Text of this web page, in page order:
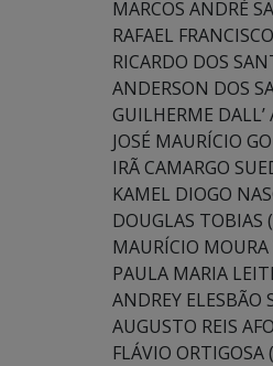
MARCOS ANDRÉ
RAFAEL
RICARDO DOS
ANDERSON DOS
GUILHERME
JOSÉ MAURÍCIO
IRÃ CAMARGO
KAMEL DIOGO
DOUGLAS TOBIAS
MAURÍCIO
PAULA MARIA
ANDREY
AUGUSTO REIS
FLÁVIO